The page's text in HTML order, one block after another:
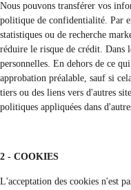
Nous pouvons transférer vos
politique de confidentialité. Par
statistiques ou de recherche
réduire le risque de crédit. Dans
personnelles. En dehors de ce
approbation préalable, sauf si
tiers ou des liens vers d'autres
politiques appliquées dans
2 - COOKIES
L'acceptation des cookies n'est